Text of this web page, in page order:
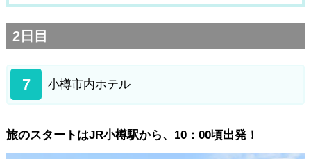
2日目
7 小樽市内ホテル
旅のスタートはJR小樽駅から、10：00頃出発！